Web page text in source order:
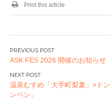
Print this article
投
稿
ナ
ビ
ASK FES 2026 開催のお知らせ
温泉むすめ「大手町梨稟」×ド
ンペン」